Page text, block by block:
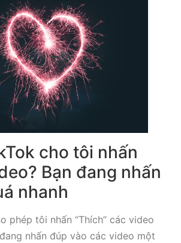
cho tôi nhấn
Bạn đang nhấn
nhanh
phép tôi nhấn “Thích” các video
nhấn đúp vào các video một